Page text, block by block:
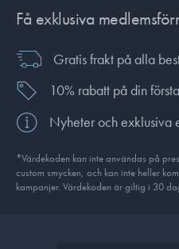
Få exklusiva
Gratis frakt på alla
10% rabatt på din
Nyheter och exklusiva
*Värdekoden kan inte användas på
custom smycken, och kan inte heller
kampanjer. Värdekoden är giltig i 30